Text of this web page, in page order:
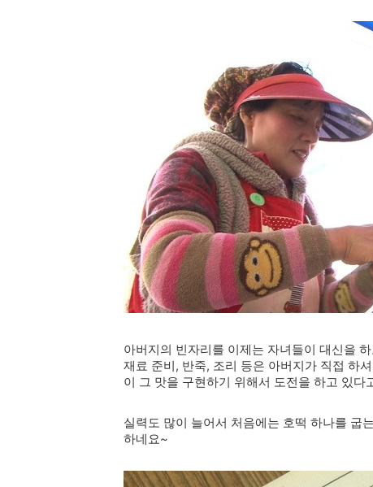
아버지의 빈자리를 이제는 자녀들이 대신을
재료 준비, 반죽, 조리 등은 아버지가 직접 하
이 그 맛을 구현하기 위해서 도전을 하고 있다
실력도 많이 늘어서 처음에는 호떡 하나를 굽
하네요~